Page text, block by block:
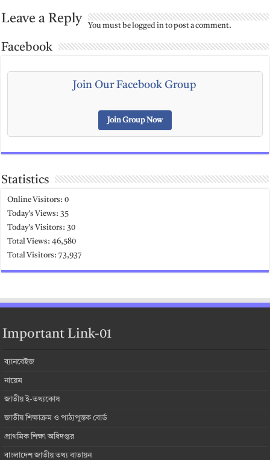
Leave a Reply
You must belogged into post a comment.
Facebook
Join Our Facebook Group
Join Group Now
Statistics
Online Visitors:0
Today's Views: 35
Today's Visitors: 30
Total Views:46,580
Total Visitors:73,937
Important Link-01
ব্যানবেইজ
নায়েম
জাতীয় ই-তথ্যকোষ
জাতীয় শিক্ষাক্রম ও পাঠ্যপুস্তক বোর্ড
প্রাথমিক শিক্ষা অধিদপ্তর
বাংলাদেশ জাতীয় তথ্য বাতায়ন